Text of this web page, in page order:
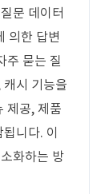
문 데이터
의한 답변
주 묻는 질
시 기능을
제공, 제품
니다. 이
화하는 방